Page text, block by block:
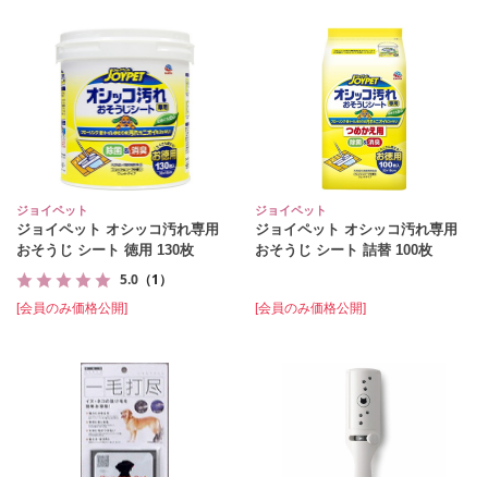
ジョイペット
ジョイペット オシッコ汚れ専用
おそうじ シート 徳用 130枚
5.0 （1）
[会員のみ価格公開]
ジョイペット
ジョイペット オシッコ汚れ専用
おそうじ シート 詰替 100枚
[会員のみ価格公開]